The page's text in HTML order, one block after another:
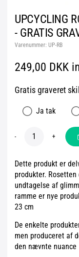
UPCYCLING
- GRATIS
Varenummer: UP-RB
249,00 DKK
Gratis graveret
Ja tak
- +
Dette produkt er
produkter.
undtagelse af
ramme er nye
23 cm
De enkelte
men produceret af
den nævnte nuance